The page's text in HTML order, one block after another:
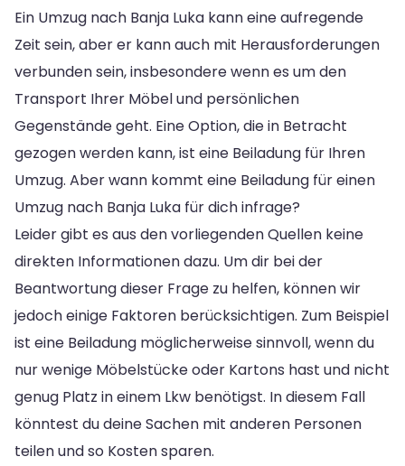
Ein Umzug nach Banja Luka kann eine aufregende
Zeit sein, aber er kann auch mit Herausforderungen
verbunden sein, insbesondere wenn es um den
Transport Ihrer Möbel und persönlichen
Gegenstände geht. Eine Option, die in Betracht
gezogen werden kann, ist eine Beiladung für Ihren
Umzug. Aber wann kommt eine Beiladung für einen
Umzug nach Banja Luka für dich infrage?
Leider gibt es aus den vorliegenden Quellen keine
direkten Informationen dazu. Um dir bei der
Beantwortung dieser Frage zu helfen, können wir
jedoch einige Faktoren berücksichtigen. Zum Beispiel
ist eine Beiladung möglicherweise sinnvoll, wenn du
nur wenige Möbelstücke oder Kartons hast und nicht
genug Platz in einem Lkw benötigst. In diesem Fall
könntest du deine Sachen mit anderen Personen
teilen und so Kosten sparen.